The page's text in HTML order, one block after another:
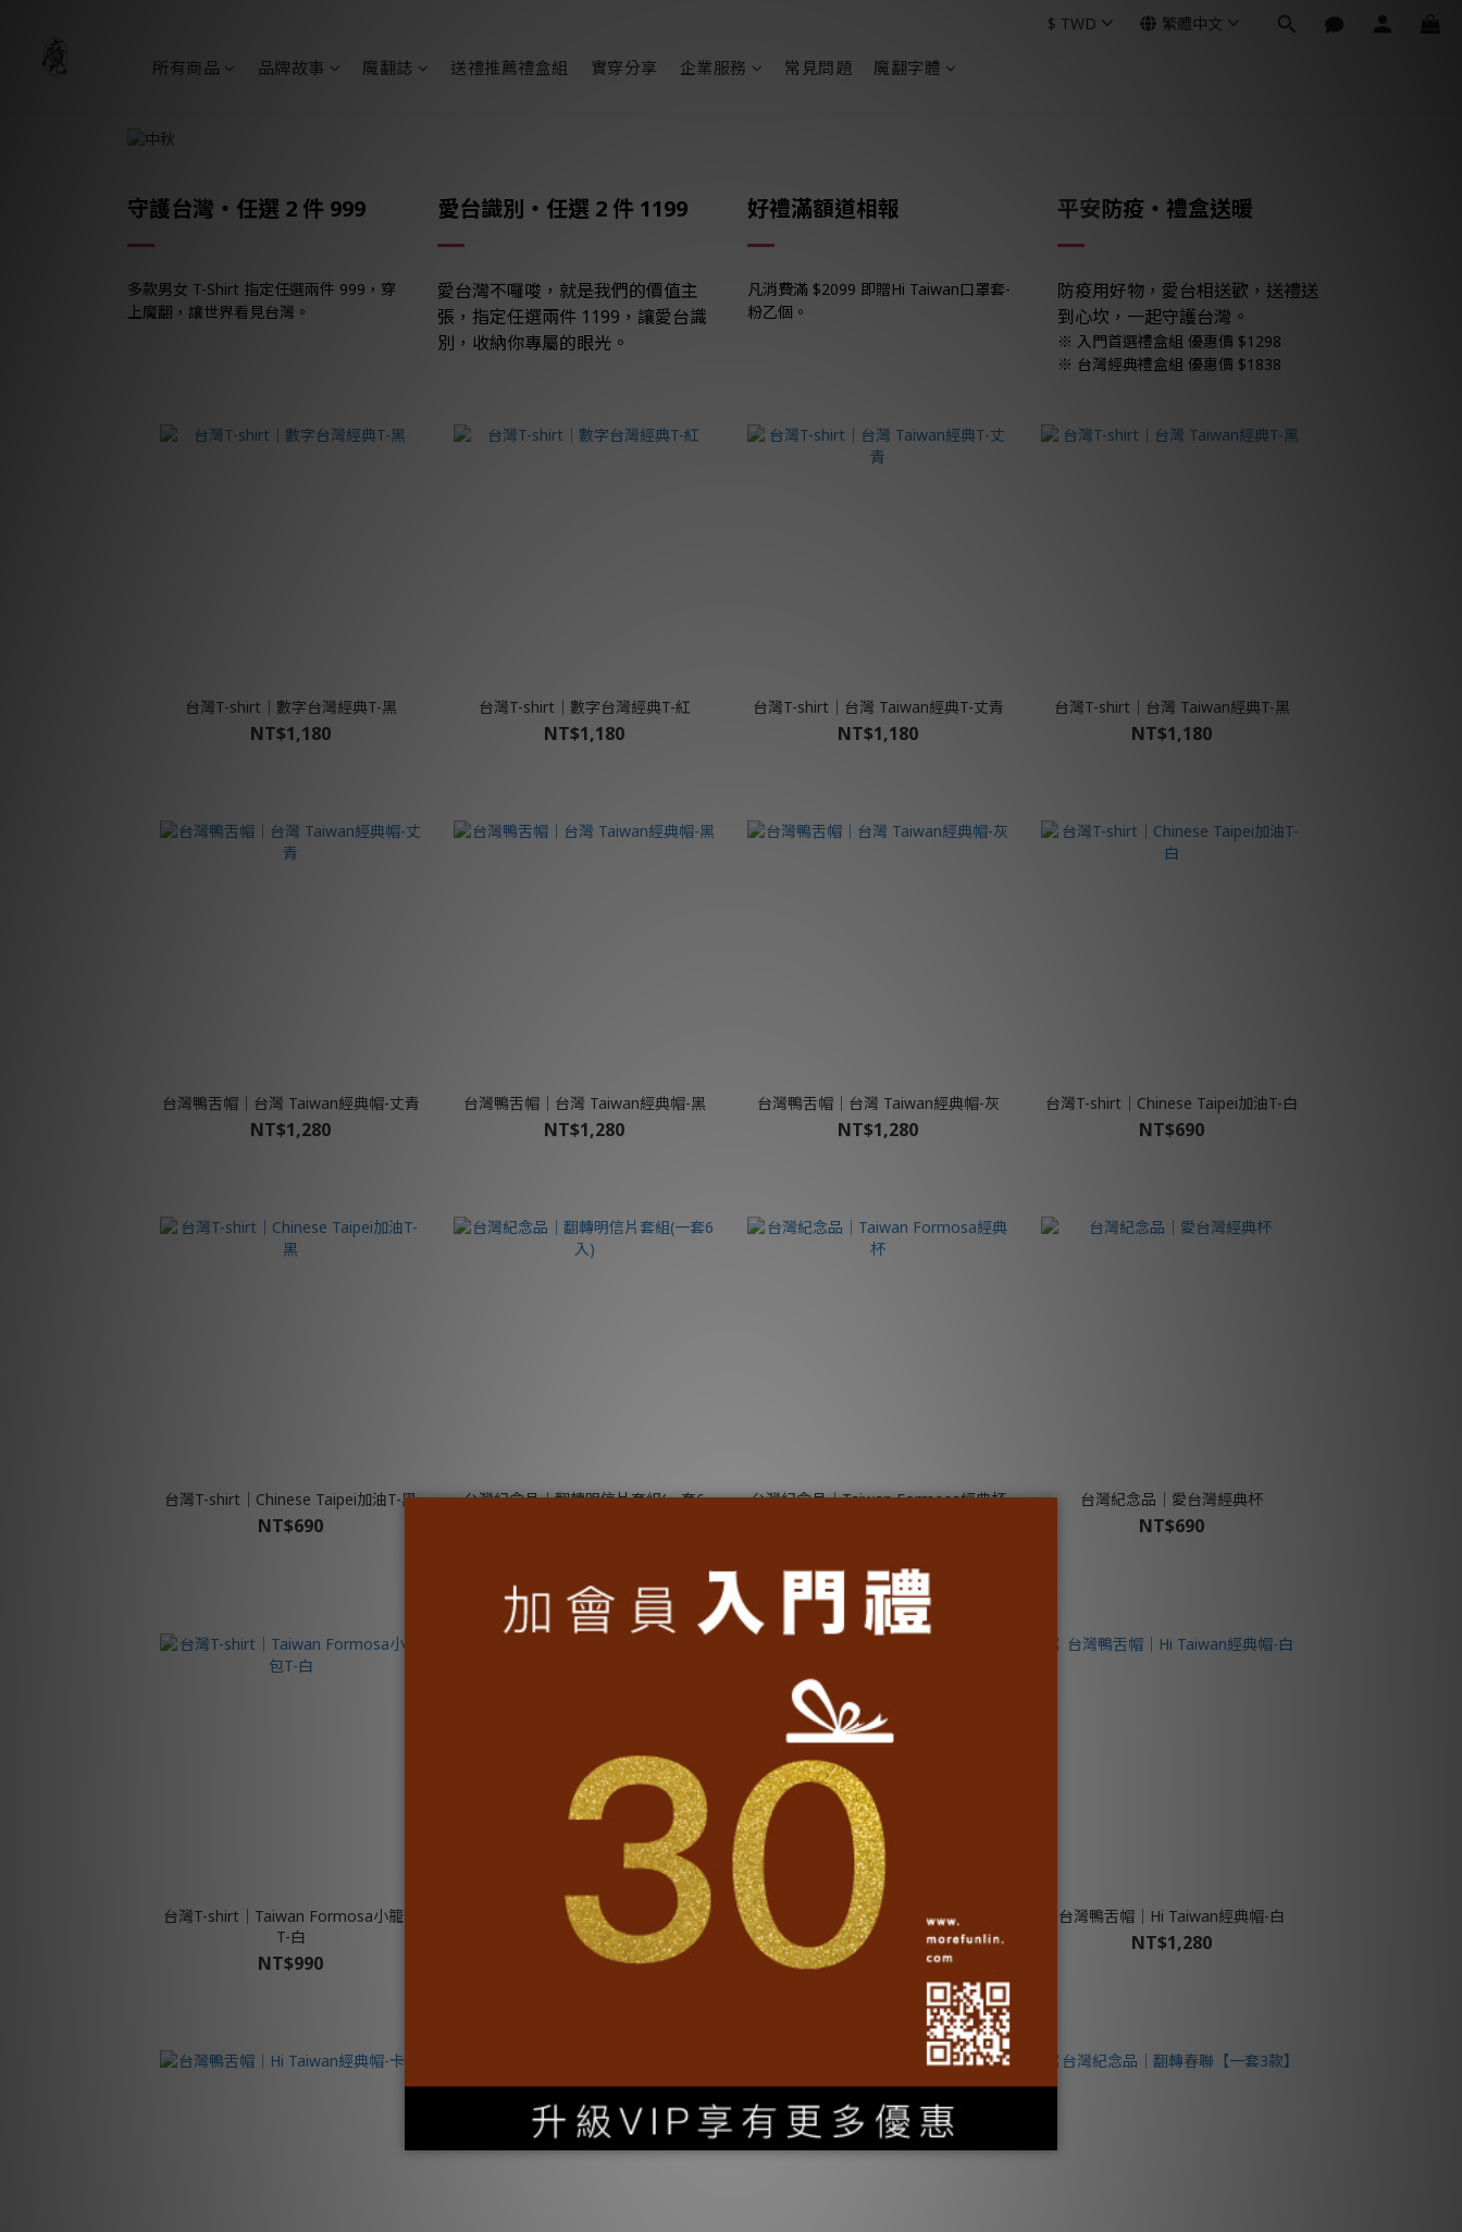
所有商品 品牌故事 魔翻誌 送禮推薦禮盒組 實穿分享 企業服務 常見問題 魔翻字體
$ TWD 繁體中文
守護台灣・任選 2 件 999
多款男女 T-Shirt 指定任選兩件 999，穿
上魔翻，讓世界看見台灣。
愛台識別・任選 2 件 1199
愛台灣不囉唆，就是我們的價值主
張，指定任選兩件 1199，讓愛台識
別，收納你專屬的眼光。
好禮滿額道相報
凡消費滿 $2099 即贈Hi Taiwan口罩套-
粉乙個。
平安防疫 ・禮盒送暖
防疫用好物，愛台相送歡，送禮送
到心坎，一起守護台灣。
※ 入門首選禮盒組 優惠價 $1298
※ 台灣經典禮盒組 優惠價 $1838
台灣T-shirt│數字台灣經典T-黑
NT$1,180
台灣T-shirt│數字台灣經典T-紅
NT$1,180
台灣T-shirt│台灣 Taiwan經典T-丈青
NT$1,180
台灣T-shirt│台灣 Taiwan經典T-黑
NT$1,180
台灣鴨舌帽│台灣 Taiwan經典帽-丈青
NT$1,280
台灣鴨舌帽│台灣 Taiwan經典帽-黑
NT$1,280
台灣鴨舌帽│台灣 Taiwan經典帽-灰
NT$1,280
台灣T-shirt│Chinese Taipei加油T-白
NT$690
台灣T-shirt│Chinese Taipei加油T-黑
NT$690
台灣紀念品│翻轉明信片套組(一套6
台灣紀念品│Taiwan Formosa經典杯 台灣紀念品│愛台灣經典杯
NT$690
台灣T-shirt│Taiwan Formosa小籠包
T-白
NT$990
台灣T-shirt│Taiwan Formosa小籠包
T-丈青
NT$990
台灣鴨舌帽│Hi Taiwan經典帽-暗紅
NT$1,280
台灣鴨舌帽│Hi Taiwan經典帽-白
NT$1,280